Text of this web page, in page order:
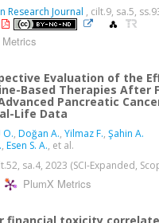
Research Journal , cilt.9, sa.5,
Evaluation of the
Based Therapies After
Pancreatic
Life Data
O., Doğan A., Yilmaz F., Şahin A.
, Esen S. A., et al.
sa.4, 2023 (SCI-Expanded,
PlumX Metrics